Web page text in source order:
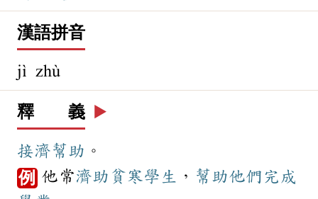
漢語拼音
jì zhù
釋 義 ▶️
接濟幫助 。
例 他常濟助 貧寒學生 ， 幫助他們 完成